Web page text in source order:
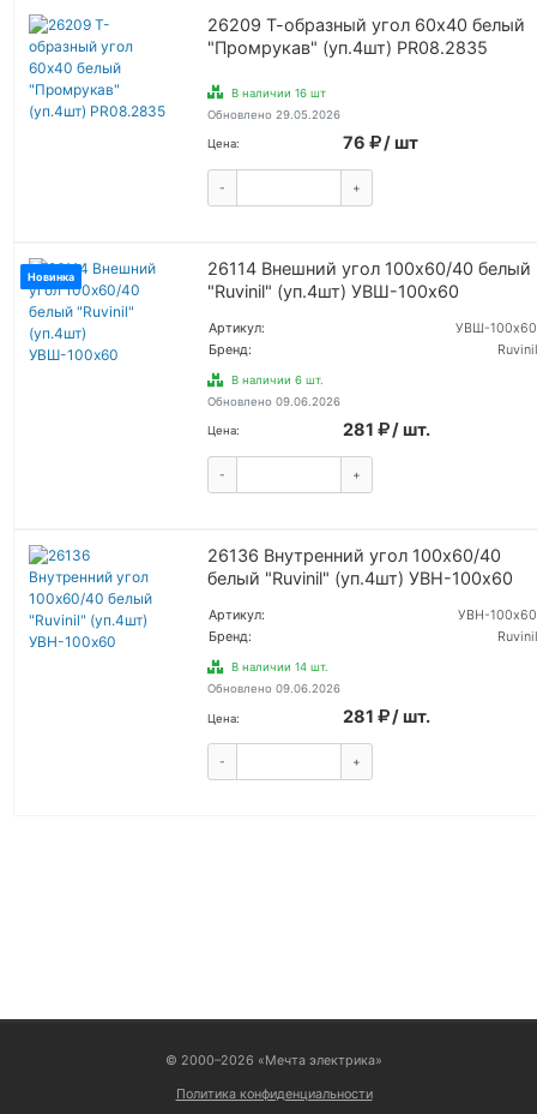
26209 Т-образный угол 60х40 белый
"Промрукав" (уп.4шт) PR08.2835
В наличии 16 шт
Обновлено 29.05.2026
Цена: 76 / шт
- +
Новинка
26114 Внешний угол 100х60/40 белый
"Ruvinil" (уп.4шт) УВШ-100х60
Артикул:
УВШ-100х60
Бренд:
Ruvinil
В наличии 6 шт.
Обновлено 09.06.2026
Цена: 281 / шт.
- +
26136 Внутренний угол 100х60/40
белый "Ruvinil" (уп.4шт) УВН-100х60
Артикул:
УВН-100х60
Бренд:
Ruvinil
В наличии 14 шт.
Обновлено 09.06.2026
Цена: 281 / шт.
- +
© 2000–2026 «Мечта электрика»
Политика конфиденциальности